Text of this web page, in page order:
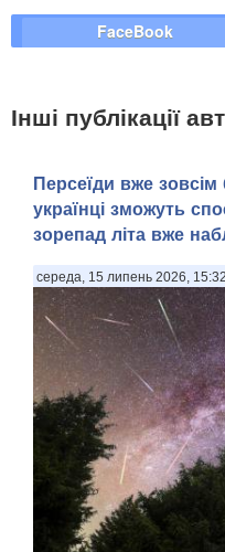
FaceBook
Інші публікації
Персеїди вже
українці зможуть
зорепад літа вже
середа, 15 липень 2026, 15:32